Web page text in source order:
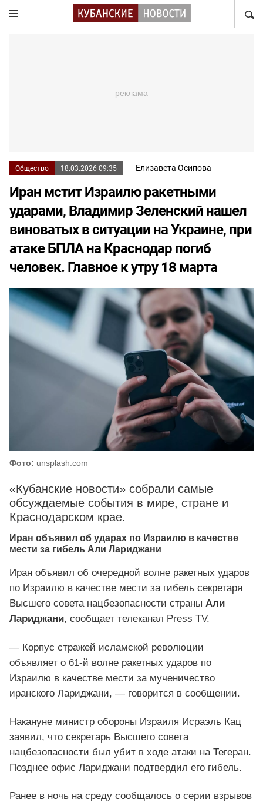
Общество 18.03.2026 09:35 Елизавета Осипова
Иран мстит Израилю ракетными
ударами, Владимир Зеленский нашел
виноватых в ситуации на Украине, при
атаке БПЛА на Краснодар погиб
человек. Главное к утру 18 марта
Фото: unsplash.com
«Кубанские новости» собрали самые
обсуждаемые события в мире, стране и
Краснодарском крае.
Иран объявил об ударах по Израилю в качестве
мести за гибель Али Лариджани
Иран объявил об очередной волне ракетных ударов
по Израилю в качестве мести за гибель секретаря
Высшего совета нацбезопасности страны Али
Лариджани, сообщает телеканал Press TV.
— Корпус стражей исламской революции
объявляет о 61-й волне ракетных ударов по
Израилю в качестве мести за мученичество
иранского Лариджани, — говорится в сообщении.
Накануне министр обороны Израиля Исраэль Кац
заявил, что секретарь Высшего совета
нацбезопасности был убит в ходе атаки на Тегеран.
Позднее офис Лариджани подтвердил его гибель.
Ранее в ночь на среду сообщалось о серии взрывов